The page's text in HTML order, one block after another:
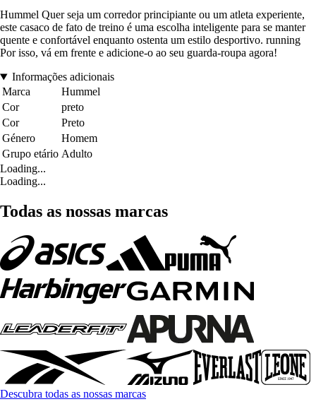
Hummel Quer seja um corredor principiante ou um atleta experiente,
este casaco de fato de treino é uma escolha inteligente para se manter
quente e confortável enquanto ostenta um estilo desportivo. running
Por isso, vá em frente e adicione-o ao seu guarda-roupa agora!
Informações adicionais
Marca
Hummel
Cor
preto
Cor
Preto
Género
Homem
Grupo etário Adulto
Loading...
Loading...
Todas as nossas marcas
Descubra todas as nossas marcas